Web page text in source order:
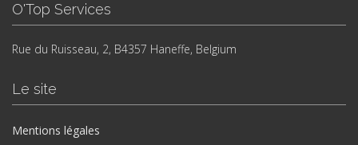
O'Top Services
Rue du Ruisseau, 2, B4357 Haneffe, Belgium
Le site
Mentions légales